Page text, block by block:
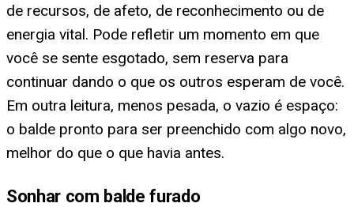
de recursos, de afeto, de reconhecimento ou de
energia vital. Pode refletir um momento em que
você se sente esgotado, sem reserva para
continuar dando o que os outros esperam de você.
Em outra leitura, menos pesada, o vazio é espaço:
o balde pronto para ser preenchido com algo novo,
melhor do que o que havia antes.
Sonhar com balde furado